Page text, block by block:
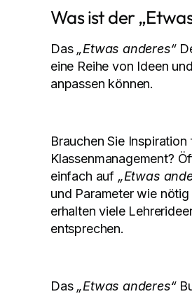
Was ist der
Das„Etwas anderes“
eine Reihe von Ideen
anpassen können.
Brauchen Sie
Klassenmanagement?
einfach auf „Etwas
und Parameter wie
erhalten viele
entsprechen.
Das„Etwas anderes“